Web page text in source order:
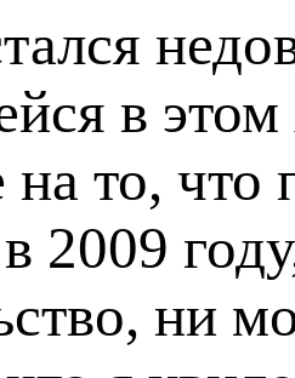
в этом
то, что
2009
ни